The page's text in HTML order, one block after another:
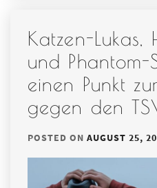
Katzen-Lukas,
und Phantom-
einen Punkt
gegen den
POSTED ON AUGUST 25,